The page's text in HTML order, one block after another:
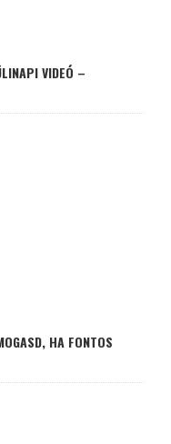
VIDEÓ –
HA FONTOS